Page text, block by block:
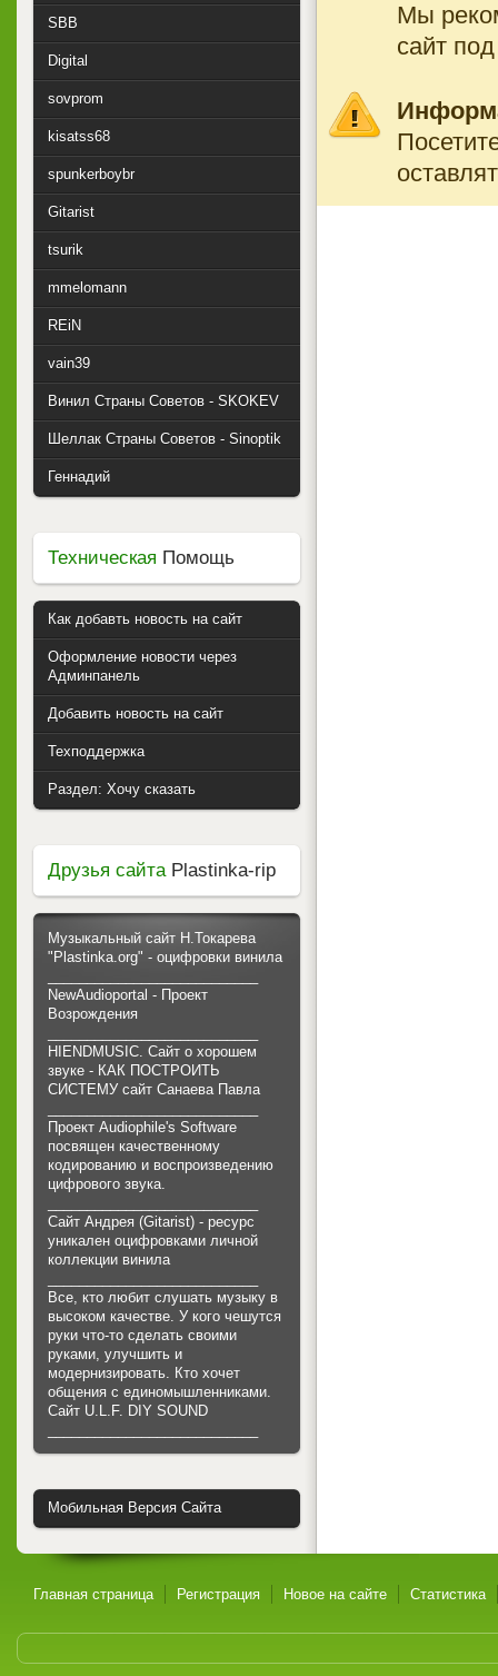
Мы
сайт
SBB
Digital
sovprom
kisatss68
spunkerboybr
Gitarist
tsurik
mmelomann
REiN
vain39
Винил Страны Советов - SKOKEV
Шеллак Страны Советов - Sinoptik
Геннадий
Техническая Помощь
Как добавть новость на сайт
Оформление новости через
Админпанель
Добавить новость на сайт
Техподдержка
Раздел: Хочу сказать
Друзья сайтаPlastinka-rip
Музыкальный сайт Н.Токарева
"Plastinka.org" - оцифровки винила
NewAudioportal - Проект
Возрождения
HIENDMUSIC. Сайт о хорошем
звуке - КАК ПОСТРОИТЬ
СИСТЕМУ сайт Санаева Павла
Проект Audiophile's Software
посвящен качественному
кодированию и воспроизведению
цифрового звука.
Сайт Андрея (Gitarist) - ресурс
уникален оцифровками личной
коллекции винила
Все, кто любит слушать музыку в
высоком качестве. У кого чешутся
руки что-то сделать своими
руками, улучшить и
модернизировать. Кто хочет
общения с единомышленниками.
Cайт U.L.F. DIY SOUND
Мобильная Версия Сайта
Главная страница Регистрация Новое на сайте Статистика